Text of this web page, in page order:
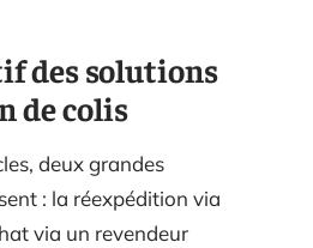
des solutions
de colis
deux grandes
: la réexpédition via
via un revendeur